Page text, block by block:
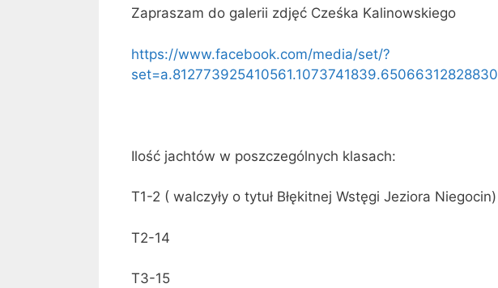
Zapraszam do galerii zdjęć Cześka Kalinowskiego
https://www.facebook.com/media/set/?
Ilość jachtów w poszczególnych klasach:
T1-2 ( walczyły o tytuł Błękitnej Wstęgi Jeziora Niegocin)
T2-14
T3-15